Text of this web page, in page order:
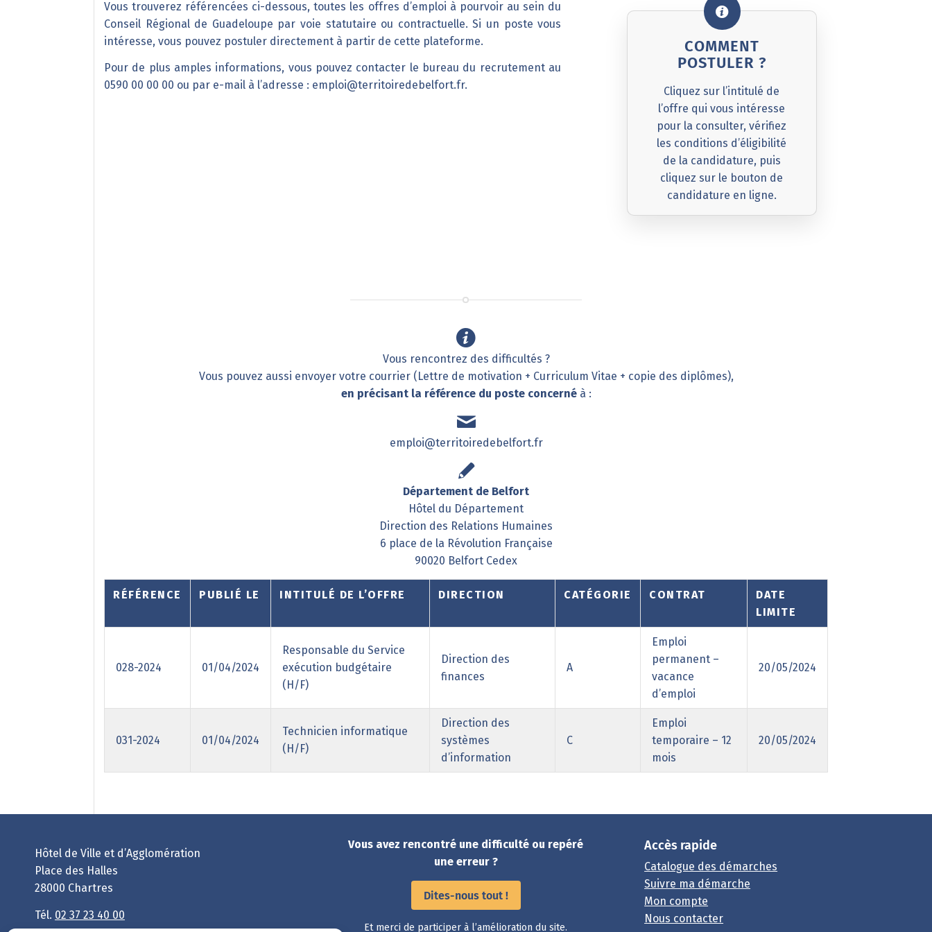
Vous trouverez référencées ci-dessous, toutes les offres d’emploi à pourvoir au sein du
Conseil Régional de Guadeloupe par voie statutaire ou contractuelle. Si un poste vous
intéresse, vous pouvez postuler directement à partir de cette plateforme.
Pour de plus amples informations, vous pouvez contacter le bureau du recrutement au
0590 00 00 00 ou par e-mail à l’adresse : emploi@territoiredebelfort.fr.
COMMENT
POSTULER ?
Cliquez sur l’intitulé de
l’offre qui vous intéresse
pour la consulter, vérifiez
les conditions d’éligibilité
de la candidature, puis
cliquez sur le bouton de
candidature en ligne.
Vous rencontrez des difficultés ?
Vous pouvez aussi envoyer votre courrier (Lettre de motivation + Curriculum Vitae + copie des diplômes),
en précisant la référence du poste concerné à :
emploi@territoiredebelfort.fr
Département de Belfort
Hôtel du Département
Direction des Relations Humaines
6 place de la Révolution Française
90020 Belfort Cedex
RÉFÉRENCE PUBLIÉ LE INTITULÉ DE L’OFFRE DIRECTION CATÉGORIE CONTRAT
DATE
LIMITE
028-2024 01/04/2024
Responsable du Service
exécution budgétaire
(H/F)
Direction des
finances
A
Emploi
permanent –
vacance
d’emploi
20/05/2024
031-2024 01/04/2024
Technicien informatique
(H/F)
Direction des
systèmes
d’information
C
Emploi
temporaire – 12
mois
20/05/2024
Hôtel de Ville et d’Agglomération
Place des Halles
28000 Chartres
Tél. 02 37 23 40 00
Vous avez rencontré une difficulté ou repéré
une erreur ?
Dites-nous tout !
Et merci de participer à l’amélioration du site.
Accès rapide
Catalogue des démarches
Suivre ma démarche
Mon compte
Nous contacter